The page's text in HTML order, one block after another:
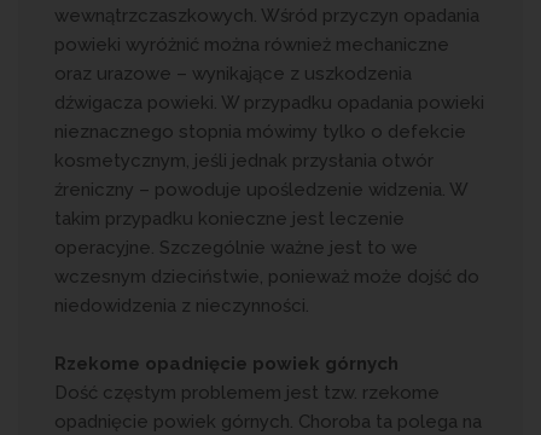
wewnątrzczaszkowych. Wśród przyczyn opadania
powieki wyróżnić można również mechaniczne
oraz urazowe – wynikające z uszkodzenia
dźwigacza powieki. W przypadku opadania powieki
nieznacznego stopnia mówimy tylko o defekcie
kosmetycznym, jeśli jednak przysłania otwór
źreniczny – powoduje upośledzenie widzenia. W
takim przypadku konieczne jest leczenie
operacyjne. Szczególnie ważne jest to we
wczesnym dzieciństwie, ponieważ może dojść do
niedowidzenia z nieczynności.
Rzekome opadnięcie powiek górnych
Dość częstym problemem jest tzw. rzekome
opadnięcie powiek górnych. Choroba ta polega na